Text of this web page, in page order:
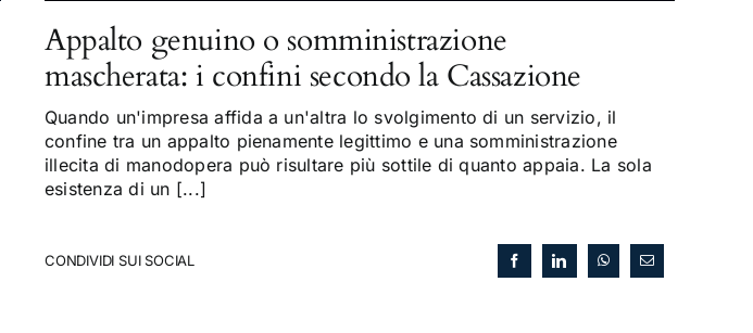
Appalto genuino o somministrazione
mascherata: i confini secondo la Cassazione
Quando un'impresa affida a un'altra lo svolgimento di un servizio, il
confine tra un appalto pienamente legittimo e una somministrazione
illecita di manodopera può risultare più sottile di quanto appaia. La sola
esistenza di un [...]
CONDIVIDI SUI SOCIAL